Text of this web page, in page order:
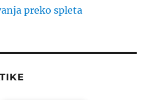
preko spleta